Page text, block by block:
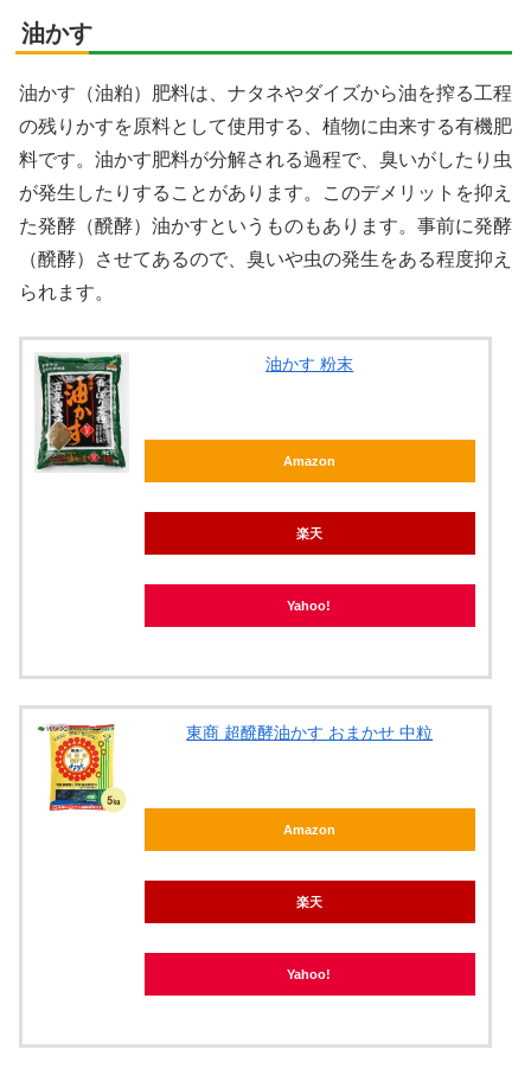
油かす
油かす（油粕）肥料は、ナタネやダイズから油を搾る工程
の残りかすを原料として使用する、植物に由来する有機肥
料です。油かす肥料が分解される過程で、臭いがしたり虫
が発生したりすることがあります。このデメリットを抑え
た発酵（醗酵）油かすというものもあります。事前に発酵
（醗酵）させてあるので、臭いや虫の発生をある程度抑え
られます。
油かす 粉末
Amazon
楽天
Yahoo!
東商 超醗酵油かす おまかせ 中粒
Amazon
楽天
Yahoo!